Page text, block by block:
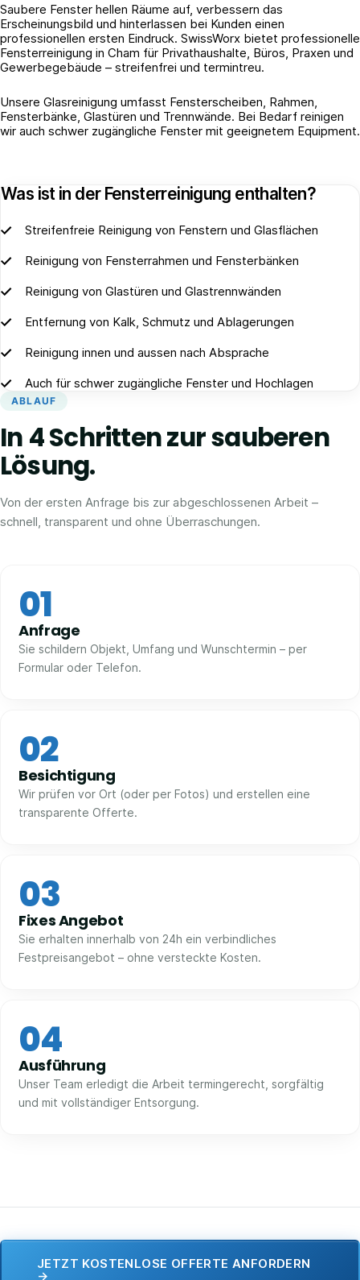
Saubere Fenster hellen Räume auf, verbessern das
Erscheinungsbild und hinterlassen bei Kunden einen
professionellen ersten Eindruck. SwissWorx bietet professionelle
Fensterreinigung in Cham für Privathaushalte, Büros, Praxen und
Gewerbegebäude – streifenfrei und termintreu.
Unsere Glasreinigung umfasst Fensterscheiben, Rahmen,
Fensterbänke, Glastüren und Trennwände. Bei Bedarf reinigen
wir auch schwer zugängliche Fenster mit geeignetem Equipment.
Was ist in der Fensterreinigung enthalten?
Streifenfreie Reinigung von Fenstern und Glasflächen
Reinigung von Fensterrahmen und Fensterbänken
Reinigung von Glastüren und Glastrennwänden
Entfernung von Kalk, Schmutz und Ablagerungen
Reinigung innen und aussen nach Absprache
Auch für schwer zugängliche Fenster und Hochlagen
ABLAUF
In 4 Schritten zur sauberen
Lösung.
Von der ersten Anfrage bis zur abgeschlossenen Arbeit –
schnell, transparent und ohne Überraschungen.
01
Anfrage
Sie schildern Objekt, Umfang und Wunschtermin – per
Formular oder Telefon.
02
Besichtigung
Wir prüfen vor Ort (oder per Fotos) und erstellen eine
transparente Offerte.
03
Fixes Angebot
Sie erhalten innerhalb von 24h ein verbindliches
Festpreisangebot – ohne versteckte Kosten.
04
Ausführung
Unser Team erledigt die Arbeit termingerecht, sorgfältig
und mit vollständiger Entsorgung.
JETZT KOSTENLOSE OFFERTE ANFORDERN
→